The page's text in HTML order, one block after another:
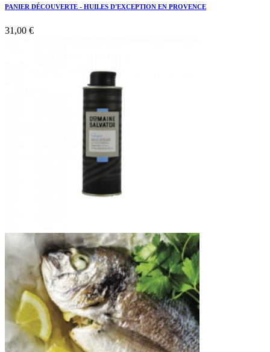
PANIER DÉCOUVERTE - HUILES D'EXCEPTION EN PROVENCE
31,00 €